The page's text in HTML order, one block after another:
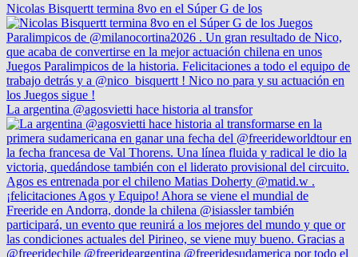
Nicolas Bisquertt termina 8vo en el Súper G de los
La argentina @agosvietti hace historia al transfor